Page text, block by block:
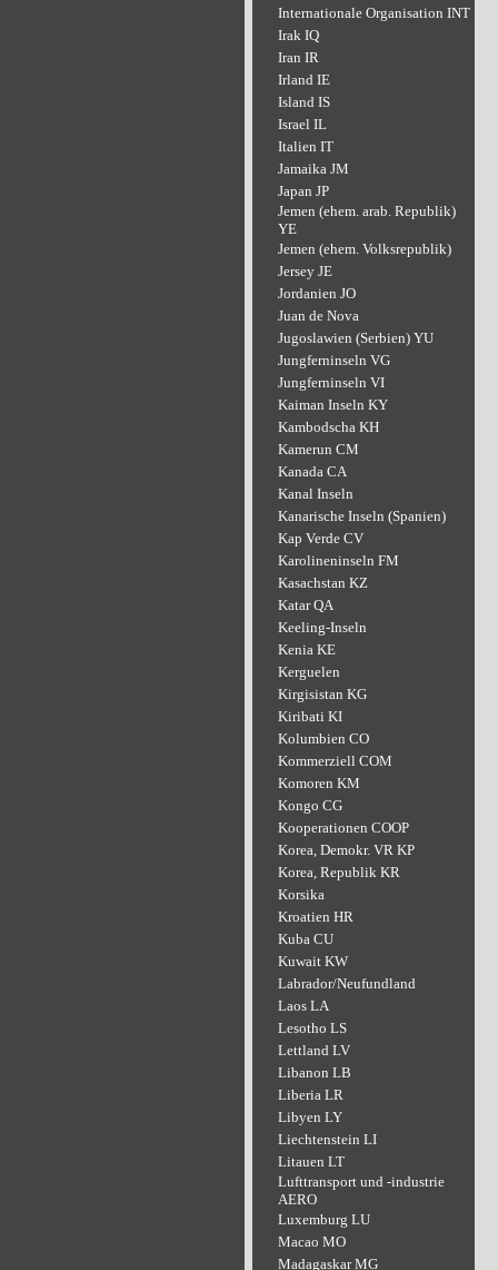
Internationale Organisation INT
Irak IQ
Iran IR
Irland IE
Island IS
Israel IL
Italien IT
Jamaika JM
Japan JP
Jemen (ehem. arab. Republik)
YE
Jemen (ehem. Volksrepublik)
Jersey JE
Jordanien JO
Juan de Nova
Jugoslawien (Serbien) YU
Jungferninseln VG
Jungferninseln VI
Kaiman Inseln KY
Kambodscha KH
Kamerun CM
Kanada CA
Kanal Inseln
Kanarische Inseln (Spanien)
Kap Verde CV
Karolineninseln FM
Kasachstan KZ
Katar QA
Keeling-Inseln
Kenia KE
Kerguelen
Kirgisistan KG
Kiribati KI
Kolumbien CO
Kommerziell COM
Komoren KM
Kongo CG
Kooperationen COOP
Korea, Demokr. VR KP
Korea, Republik KR
Korsika
Kroatien HR
Kuba CU
Kuwait KW
Labrador/Neufundland
Laos LA
Lesotho LS
Lettland LV
Libanon LB
Liberia LR
Libyen LY
Liechtenstein LI
Litauen LT
Lufttransport und -industrie
AERO
Luxemburg LU
Macao MO
Madagaskar MG